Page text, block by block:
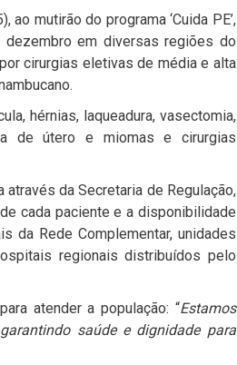
mutirão do programa ‘Cuida PE’,
em diversas regiões do
cirurgias eletivas de média e alta
hérnias, laqueadura, vasectomia,
de útero e miomas e cirurgias
através da Secretaria de Regulação,
cada paciente e a disponibilidade
da Rede Complementar, unidades
regionais distribuídos pelo
atender a população: “Estamos
saúde e dignidade para